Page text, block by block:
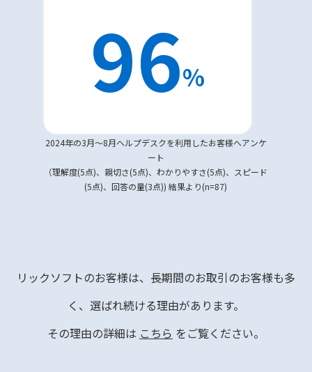
96%
2024年の3月～8月ヘルプデスクを利用したお客様へアンケ
ート
（理解度(5点)、親切さ(5点)、わかりやすさ(5点)、スピード
(5点)、回答の量(3点)) 結果より(n=87)
リックソフトのお客様は、長期間のお取引のお客様も多
く、選ばれ続ける理由があります。
その理由の詳細は こちら をご覧ください。